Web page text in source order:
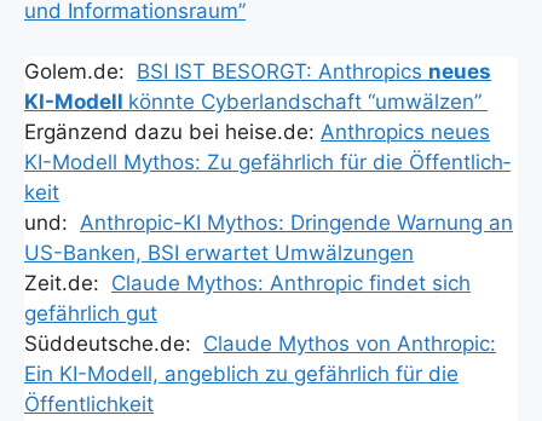
und Infor­ma­ti­ons­raum”
Golem.de: BSI IST BESORGT: Anthro­pics neu­es
KI-Modell könn­te Cyber­land­schaft “umwäl­zen”
Ergän­zend dazu bei heise.de: Anthro­pics neu­es
KI-Modell Mythos: Zu gefähr­lich für die Öffent­lich­
keit
und: Anthro­pic-KI Mythos: Drin­gen­de War­nung an
US-Ban­ken, BSI erwar­tet Umwäl­zun­gen
Zeit.de: Clau­de Mythos: Anthro­pic fin­det sich
gefähr­lich gut
Süddeutsche.de: Clau­de Mythos von Anthro­pic:
Ein KI-Modell, angeb­lich zu gefähr­lich für die
Öffent­lich­keit